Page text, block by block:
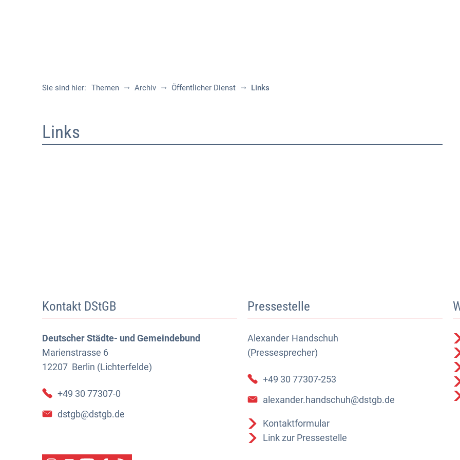
Sie sind hier: Themen Archiv Öffentlicher Dienst Links
Links
Kontakt DStGB
Deutscher Städte- und Gemeindebund
Marienstrasse 6
12207 Berlin (Lichterfelde)
+49 30 77307-0
dstgb@dstgb.de
Pressestelle
Alexander Handschuh
(Pressesprecher)
Alexander Handschuh (Pressesprecher)
+49 30 77307-253
alexander.handschuh@dstgb.de
Kontaktformular
Link zur Pressestelle